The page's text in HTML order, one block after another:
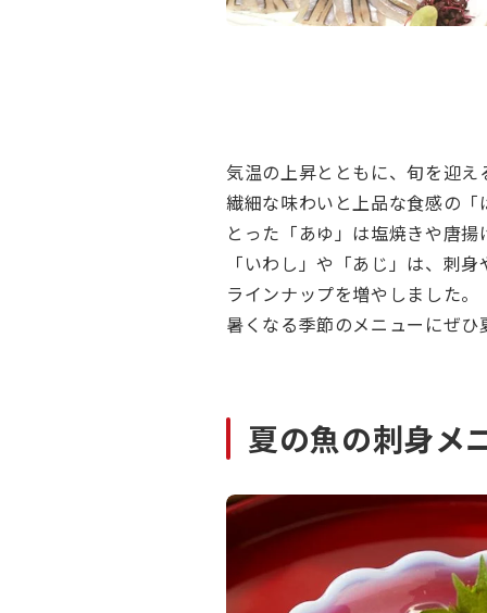
気温の上昇とともに、旬を迎
繊細な味わいと上品な食感の
とった「あゆ」は塩焼きや唐
「いわし」や「あじ」は、刺
ラインナップを増やしました。
暑くなる季節のメニューにぜ
夏の魚の刺身メ